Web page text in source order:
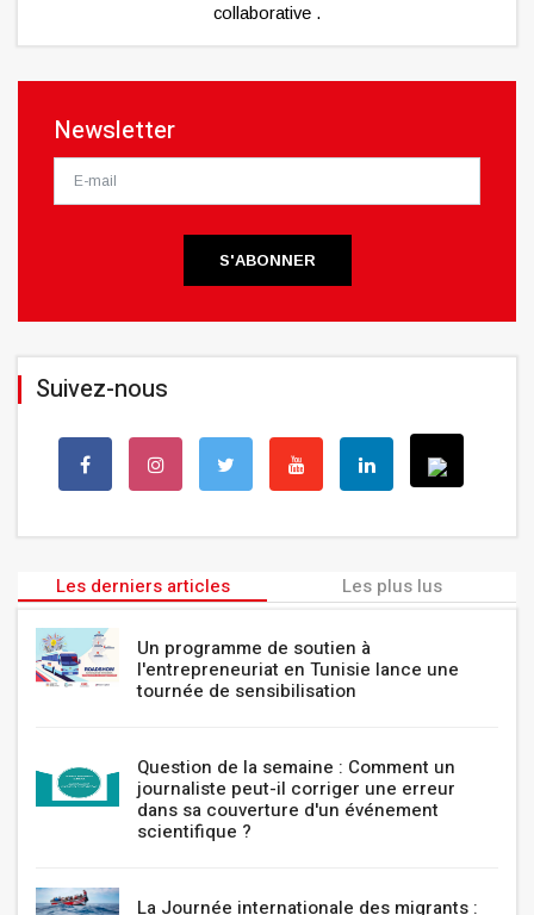
collaborative .
Newsletter
S'ABONNER
Suivez-nous
Les derniers articles Les plus lus
Un programme de soutien à
l'entrepreneuriat en Tunisie lance une
tournée de sensibilisation
Question de la semaine : Comment un
journaliste peut-il corriger une erreur
dans sa couverture d'un événement
scientifique ?
La Journée internationale des migrants :